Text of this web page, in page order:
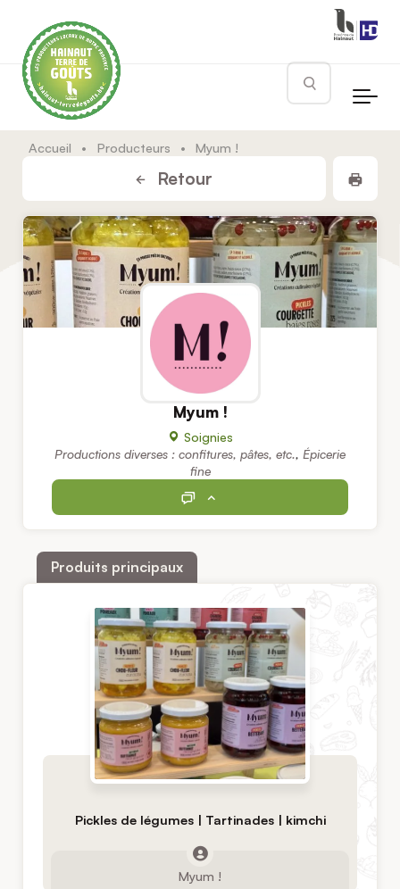
Rechercher
Accueil • Producteurs • Myum !
Retour
Myum !
Soignies
Productions diverses : confitures, pâtes, etc., Épicerie
fine
Produits principaux
Pickles de légumes | Tartinades | kimchi
Myum !